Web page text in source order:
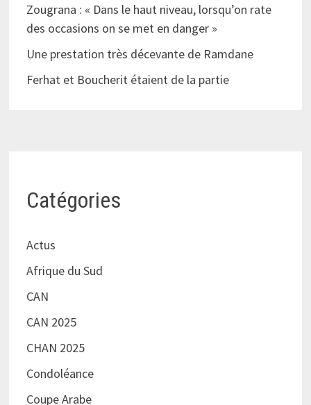
Zougrana : « Dans le haut niveau, lorsqu’on rate
des occasions on se met en danger »
Une prestation très décevante de Ramdane
Ferhat et Boucherit étaient de la partie
Catégories
Actus
Afrique du Sud
CAN
CAN 2025
CHAN 2025
Condoléance
Coupe Arabe